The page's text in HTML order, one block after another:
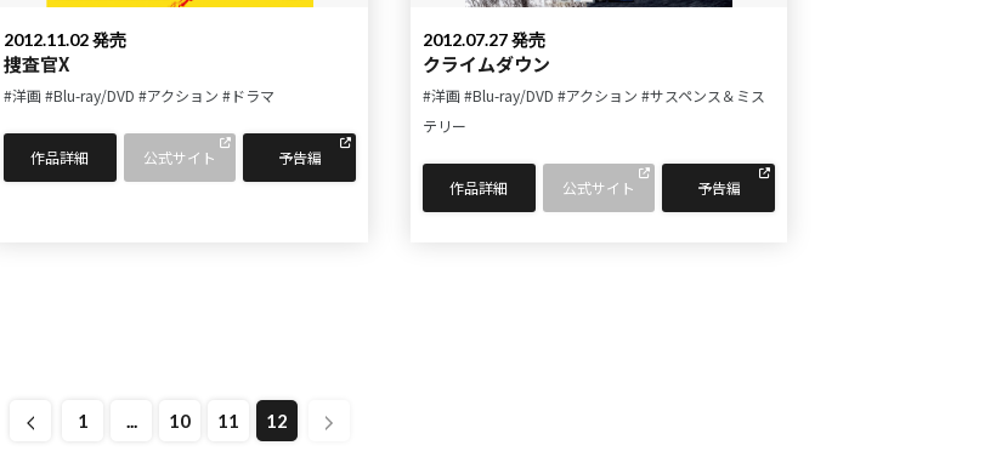
2012.11.02 発売
捜査官X
#洋画 #Blu-ray/DVD #アクション #ドラマ
作品詳細 公式サイト 予告編
2012.07.27 発売
クライムダウン
#洋画 #Blu-ray/DVD #アクション #サスペンス＆ミス
テリー
作品詳細 公式サイト 予告編
1 ... 10 11 12